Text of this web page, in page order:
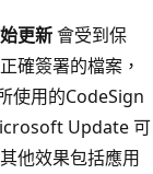
更新會受到保
確簽署的檔案，
使用的CodeSign
Update 可
他效果包括應用